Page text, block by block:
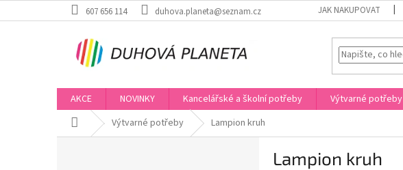
na
607 656 114 duhova.planeta@seznam.cz JAK NAKUPOVAT
AKCE NOVINKY Kancelářské a školní potřeby Výtvarné potřeby
Domů Výtvarné potřeby Lampion kruh
Lampion kruh